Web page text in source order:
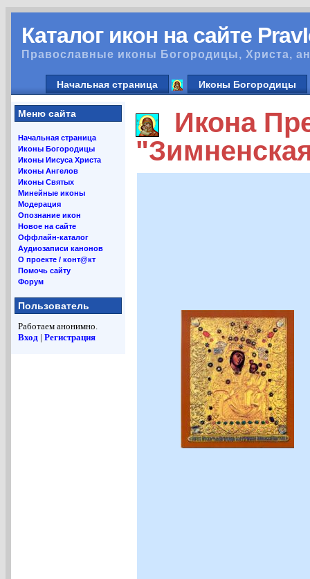
Каталог икон на сайте
Православные иконы Богородицы, Христа,
Начальная страница Иконы Богородицы
Меню сайта
Начальная страница
Иконы Богородицы
Иконы Иисуса Христа
Иконы Ангелов
Иконы Святых
Минейные иконы
Модерация
Опознание икон
Новое на сайте
Оффлайн-каталог
Аудиозаписи канонов
О проекте / конт@кт
Помочь сайту
Форум
Пользователь
Работаем анонимно.
Вход | Регистрация
Икона